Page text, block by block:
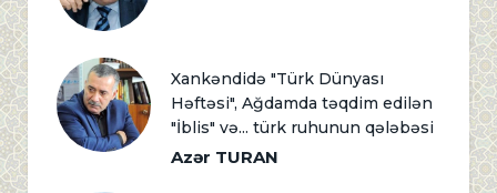
Xankəndidə "Türk Dünyası
Həftəsi", Ağdamda təqdim edilən
"İblis" və... türk ruhunun qələbəsi
Azər TURAN